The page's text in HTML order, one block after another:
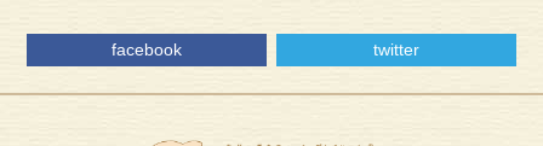
facebook twitter